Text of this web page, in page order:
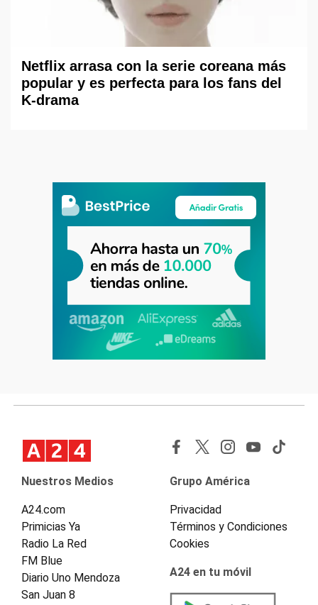
Netflix arrasa con la serie coreana más
popular y es perfecta para los fans del
K-drama
Nuestros Medios
A24.com
Primicias Ya
Radio La Red
FM Blue
Diario Uno Mendoza
San Juan 8
Grupo América
Privacidad
Términos y Condiciones
Cookies
A24 en tu móvil